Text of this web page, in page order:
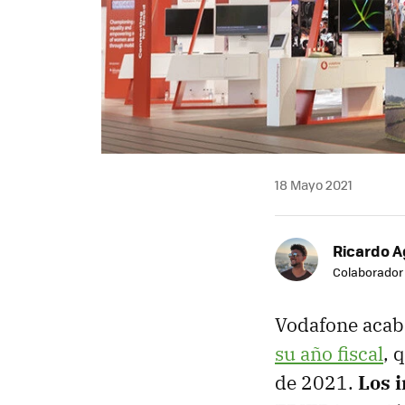
18 Mayo 2021
Ricardo
Colaborador
Vodafone
su año fiscal,
de 2021. Los